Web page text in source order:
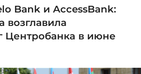
Bank и AccessBank:
возглавила
Центробанка в июне